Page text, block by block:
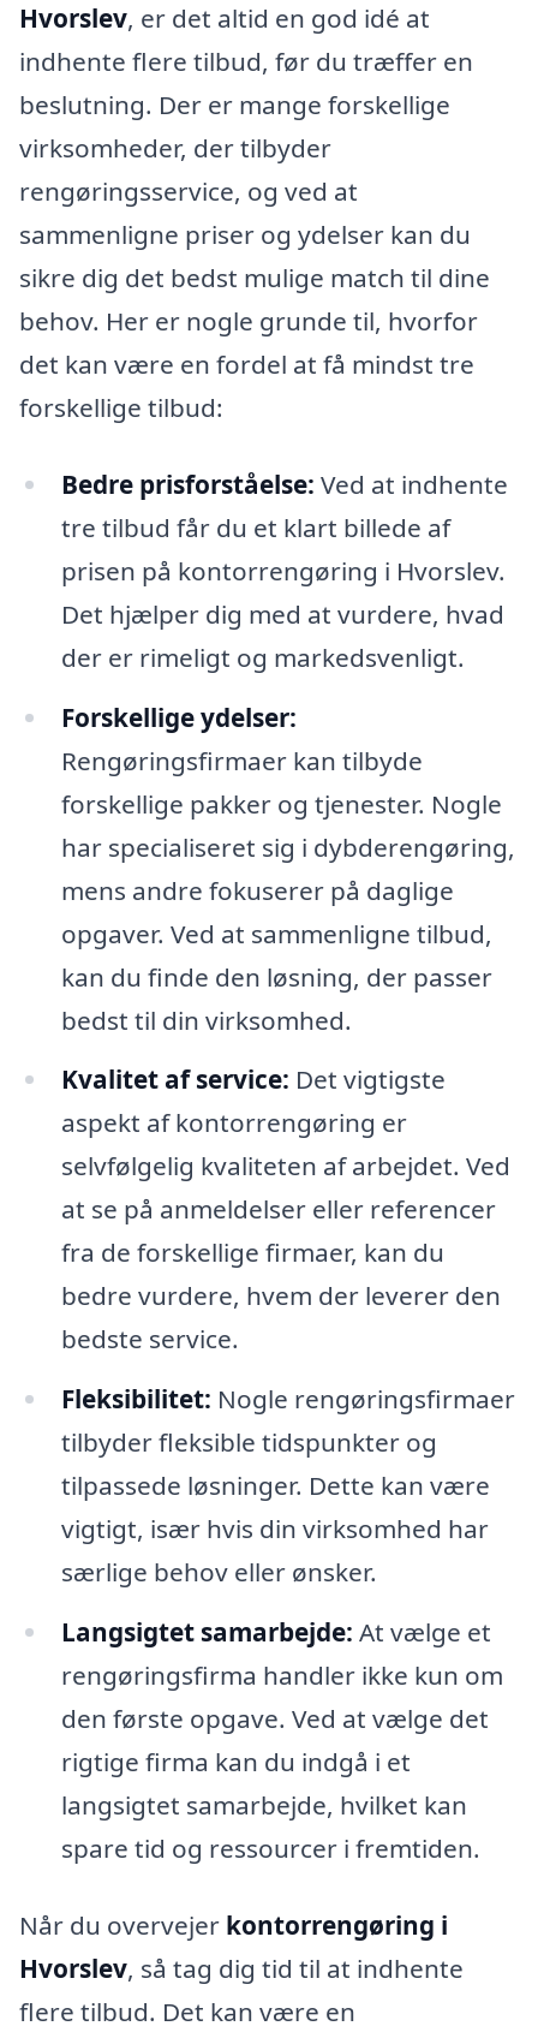
Hvorslev, er det altid en god idé at
indhente flere tilbud, før du træffer en
beslutning. Der er mange forskellige
virksomheder, der tilbyder
rengøringsservice, og ved at
sammenligne priser og ydelser kan du
sikre dig det bedst mulige match til dine
behov. Her er nogle grunde til, hvorfor
det kan være en fordel at få mindst tre
forskellige tilbud:
Bedre prisforståelse: Ved at indhente
tre tilbud får du et klart billede af
prisen på kontorrengøring i Hvorslev.
Det hjælper dig med at vurdere, hvad
der er rimeligt og markedsvenligt.
Forskellige ydelser:
Rengøringsfirmaer kan tilbyde
forskellige pakker og tjenester. Nogle
har specialiseret sig i dybderengøring,
mens andre fokuserer på daglige
opgaver. Ved at sammenligne tilbud,
kan du finde den løsning, der passer
bedst til din virksomhed.
Kvalitet af service: Det vigtigste
aspekt af kontorrengøring er
selvfølgelig kvaliteten af arbejdet. Ved
at se på anmeldelser eller referencer
fra de forskellige firmaer, kan du
bedre vurdere, hvem der leverer den
bedste service.
Fleksibilitet: Nogle rengøringsfirmaer
tilbyder fleksible tidspunkter og
tilpassede løsninger. Dette kan være
vigtigt, især hvis din virksomhed har
særlige behov eller ønsker.
Langsigtet samarbejde: At vælge et
rengøringsfirma handler ikke kun om
den første opgave. Ved at vælge det
rigtige firma kan du indgå i et
langsigtet samarbejde, hvilket kan
spare tid og ressourcer i fremtiden.
Når du overvejer kontorrengøring i
Hvorslev, så tag dig tid til at indhente
flere tilbud. Det kan være en